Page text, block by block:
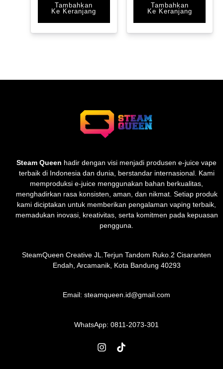
Tambahkan
Ke Keranjang
Tambahkan
Ke Keranjang
Steam Queen hadir dengan visi menjadi produsen e-juice vape
terbaik di Indonesia dan dunia, berstandar internasional. Kami
memproduksi e-juice menggunakan bahan berkualitas,
menghadirkan rasa konsisten, aman, dan nikmat. Setiap produk
kami diciptakan untuk memberikan pengalaman vaping terbaik,
memadukan inovasi, kreativitas, serta komitmen pada kepuasan
pengguna.
SteamQueen Creative JL.Terjun Tandom Ruko.2 Cisaranten
Endah, Arcamanik, Kota Bandung 40293
Email: steamqueen.id@gmail.com
WhatsApp: 0811-2073-301